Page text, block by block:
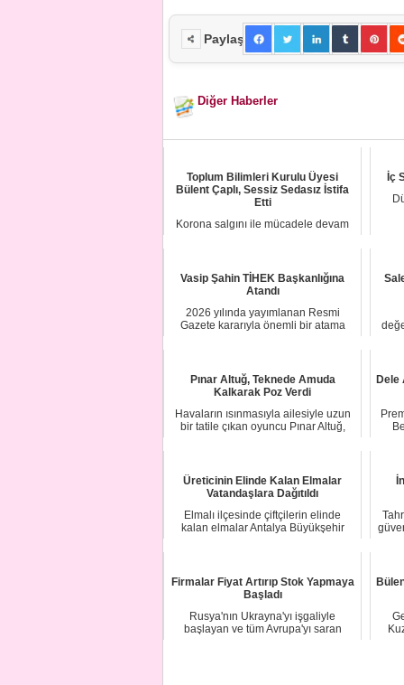
Paylaş
Diğer Haberler
Toplum Bilimleri Kurulu Üyesi
Bülent Çaplı, Sessiz Sedasız İstifa
Etti
Korona salgını ile mücadele devam
İç
Vasip Şahin TİHEK Başkanlığına
Atandı
2026 yılında yayımlanan Resmi
Gazete kararıyla önemli bir atama
Pınar Altuğ, Teknede Amuda
Kalkarak Poz Verdi
Havaların ısınmasıyla ailesiyle uzun
bir tatile çıkan oyuncu Pınar Altuğ,
Dele
Üreticinin Elinde Kalan Elmalar
Vatandaşlara Dağıtıldı
Elmalı ilçesinde çiftçilerin elinde
kalan elmalar Antalya Büyükşehir
Firmalar Fiyat Artırıp Stok Yapmaya
Başladı
Rusya'nın Ukrayna'yı işgaliyle
başlayan ve tüm Avrupa'yı saran